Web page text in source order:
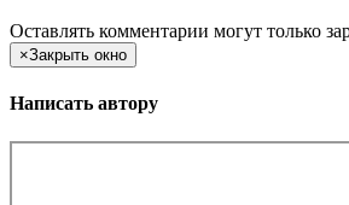
Оставлять комментарии могут только
×Закрыть окно
Написать автору